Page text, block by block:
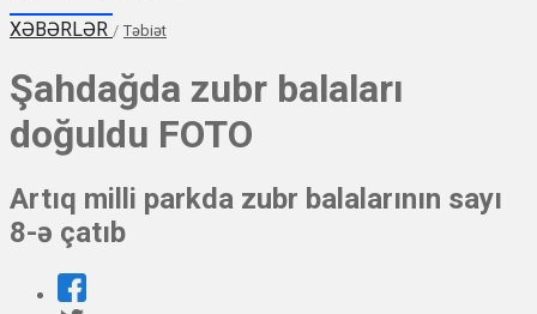
XƏBƏRLƏR / Təbiət
Şahdağda zubr balaları
doğuldu FOTO
Artıq milli parkda zubr balalarının sayı
8-ə çatıb